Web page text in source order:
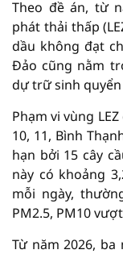
Theo đề án, từ
phát thải thấp
dầu không đạt
Đảo cũng nằm
dự trữ sinh
Phạm vi vùng
10, 11, Bình
hạn bởi 15 cây
này có khoảng
mỗi ngày,
PM2.5, PM10
Từ năm 2026,